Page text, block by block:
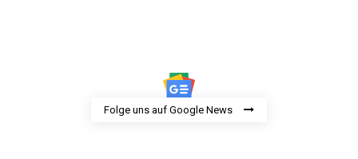
Folge uns auf Google News